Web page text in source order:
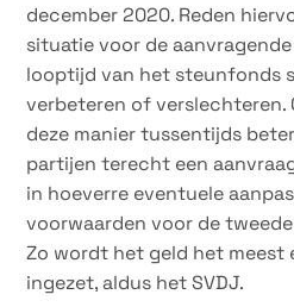
december 2020. Reden
situatie voor de
looptijd van het steunfonds
verbeteren of verslechteren.
deze manier tussentijds
partijen terecht een
in hoeverre eventuele
voorwaarden voor de
Zo wordt het geld het
ingezet, aldus het SVDJ.